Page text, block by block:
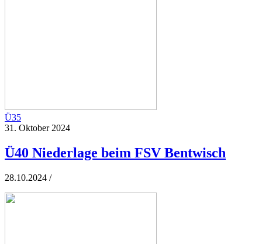
Ü35
31. Oktober 2024
Ü40 Niederlage beim FSV Bentwisch
28.10.2024 /